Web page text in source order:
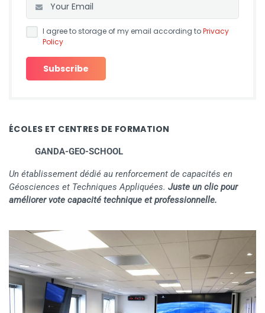
I agree to storage of my email according toPrivacy
Policy
ÉCOLES ET CENTRES DE FORMATION
GANDA-GEO-SCHOOL
Un établissement dédié au renforcement de capacités en
Géosciences et Techniques Appliquées. Juste un clic pour
améliorer vote capacité technique et professionnelle.